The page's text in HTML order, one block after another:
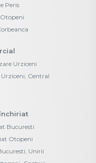
Peris
Urziceni
Central
Bucuresti
Otopeni
Unirii